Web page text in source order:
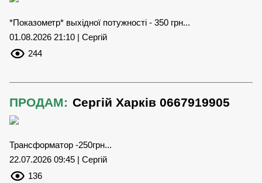
*Показометр* выхідної потужності - 350 грн...
01.08.2026 21:10 | Сергій
244
ПРОДАМ: Сергій Харків 0667919905
Трансформатор -250грн...
22.07.2026 09:45 | Сергій
136